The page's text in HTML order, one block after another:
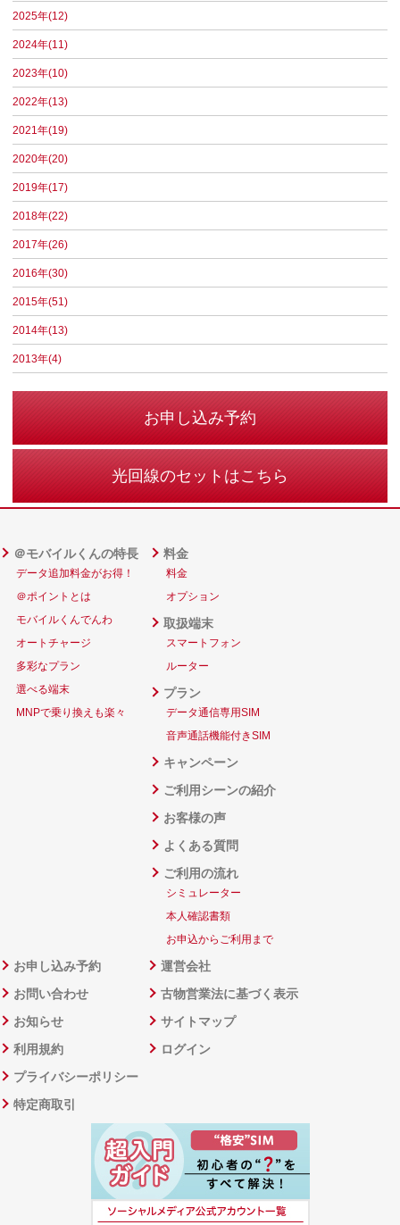
2025年(12)
2024年(11)
2023年(10)
2022年(13)
2021年(19)
2020年(20)
2019年(17)
2018年(22)
2017年(26)
2016年(30)
2015年(51)
2014年(13)
2013年(4)
お申し込み予約
光回線のセットはこちら
＠モバイルくんの特長
データ追加料金がお得！
＠ポイントとは
モバイルくんでんわ
オートチャージ
多彩なプラン
選べる端末
MNPで乗り換えも楽々
料金
料金
オプション
取扱端末
スマートフォン
ルーター
プラン
データ通信専用SIM
音声通話機能付きSIM
キャンペーン
ご利用シーンの紹介
お客様の声
よくある質問
ご利用の流れ
シミュレーター
本人確認書類
お申込からご利用まで
お申し込み予約
お問い合わせ
お知らせ
利用規約
プライバシーポリシー
特定商取引
運営会社
古物営業法に基づく表示
サイトマップ
ログイン